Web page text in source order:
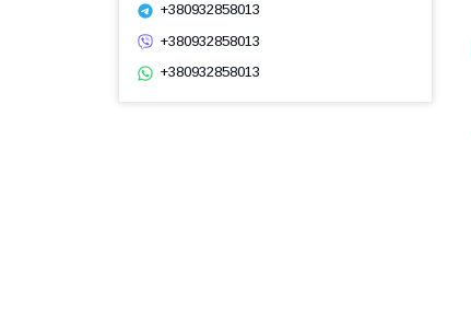
+380932858013
+380932858013
+380932858013